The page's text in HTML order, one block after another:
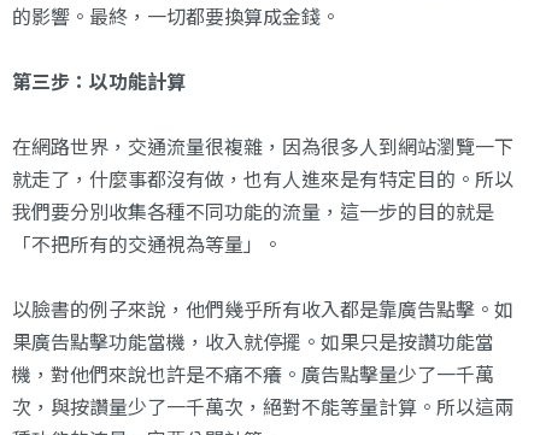
的影響。最終，一切都要換算成金錢。
第三步：以功能計算
在網路世界，交通流量很複雜，因為很多人到網站瀏覽一下
就走了，什麼事都沒有做，也有人進來是有特定目的。所以
我們要分別收集各種不同功能的流量，這一步的目的就是
「不把所有的交通視為等量」。
以臉書的例子來說，他們幾乎所有收入都是靠廣告點擊。如
果廣告點擊功能當機，收入就停擺。如果只是按讚功能當
機，對他們來說也許是不痛不癢。廣告點擊量少了一千萬
次，與按讚量少了一千萬次，絕對不能等量計算。所以這兩